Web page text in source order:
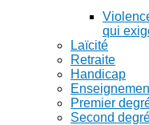
qui
Laïcité
Retraite
Handicap
Premier
Second